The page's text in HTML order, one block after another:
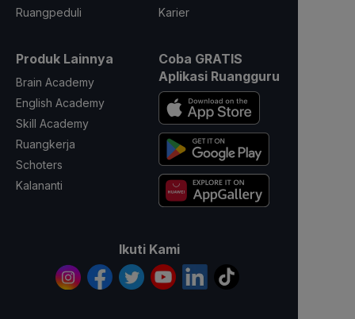
Ruangpeduli
Karier
Produk Lainnya
Brain Academy
English Academy
Skill Academy
Ruangkerja
Schoters
Kalananti
Coba GRATIS
Aplikasi Ruangguru
Ikuti Kami